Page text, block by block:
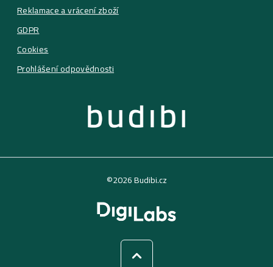
Reklamace a vrácení zboží
GDPR
Cookies
Prohlášení odpovědnosti
©2026 Budibi.cz